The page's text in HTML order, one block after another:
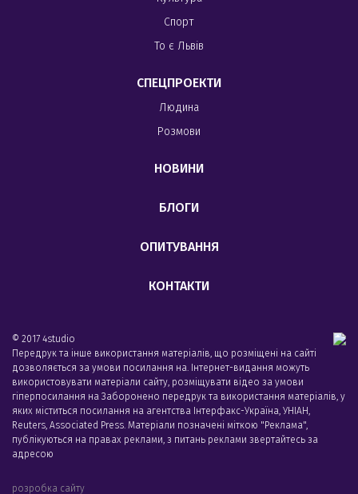
Спорт
То є Львів
СПЕЦПРОЕКТИ
Людина
Розмови
НОВИНИ
БЛОГИ
ОПИТУВАННЯ
КОНТАКТИ
© 2017 4studio
Передрук та інше використання матеріалів, що розміщені на сайті
дозволяється за умови посилання на. Інтернет-видання можуть
використовувати матеріали сайту, розміщувати відео за умови
гіперпосилання на Заборонено передрук та використання матеріалів, у
яких міститься посилання на агентства Iнтерфакс-Україна, УНIАН,
Reuters, Associated Press. Матеріали позначені міткою "Реклама",
публікуються на правах реклами, з питань реклами звертайтесь за
адресою
розробка сайту